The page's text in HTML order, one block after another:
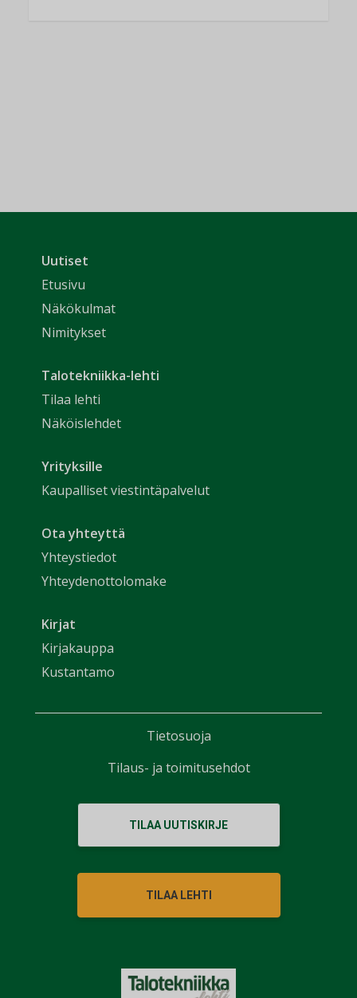
Uutiset
Etusivu
Näkökulmat
Nimitykset
Talotekniikka-lehti
Tilaa lehti
Näköislehdet
Yrityksille
Kaupalliset viestintäpalvelut
Ota yhteyttä
Yhteystiedot
Yhteydenottolomake
Kirjat
Kirjakauppa
Kustantamo
TILAA UUTISKIRJE
TILAA LEHTI
Tietosuoja
Tilaus- ja toimitusehdot